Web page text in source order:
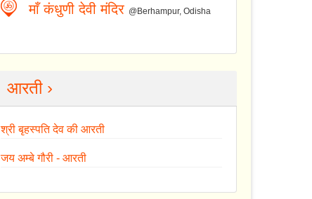
माँ कंधुणी देवी मंदिर @Berhampur, Odisha
आरती ›
श्री बृहस्पति देव की आरती
जय अम्बे गौरी - आरती